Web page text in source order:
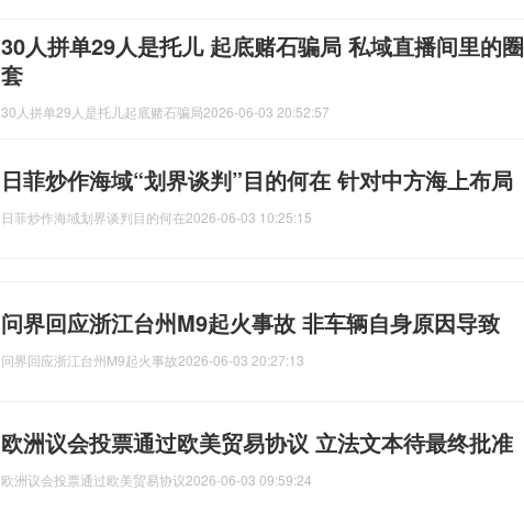
30人拼单29人是托儿 起底赌石骗局 私域直播间里的圈
套
30人拼单29人是托儿起底赌石骗局2026-06-03 20:52:57
日菲炒作海域“划界谈判”目的何在 针对中方海上布局
日菲炒作海域划界谈判目的何在2026-06-03 10:25:15
问界回应浙江台州M9起火事故 非车辆自身原因导致
问界回应浙江台州M9起火事故2026-06-03 20:27:13
欧洲议会投票通过欧美贸易协议 立法文本待最终批准
欧洲议会投票通过欧美贸易协议2026-06-03 09:59:24